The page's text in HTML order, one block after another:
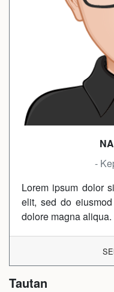
-
Lorem ipsum dolor
elit, sed do
dolore magna
Tautan